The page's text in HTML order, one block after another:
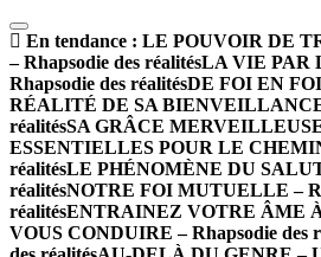
En tendance : LE POUVOIR DE
– Rhapsodie des réalitésLA VIE PAR
Rhapsodie des réalitésDE FOI EN FOI
RÉALITÉ DE SA BIENVEILLANCE
réalitésSA GRÂCE
ESSENTIELLES POUR LE
réalitésLE PHÉNOMÈNE DU SALUT
réalitésNOTRE FOI MUTUELLE –
réalitésENTRAINEZ VOTRE ÂME À
VOUS CONDUIRE – Rhapsodie des